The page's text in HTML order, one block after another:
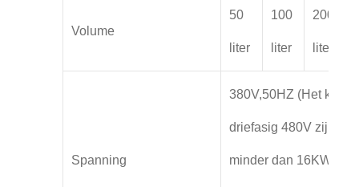
Volume
50
liter
100
liter
200
liter
Spanning
380V,50HZ (Het kan
driefasig 480V zijn,
minder dan 16KW en